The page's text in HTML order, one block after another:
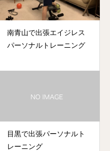
南青山で出張エイジレス
パーソナルトレーニング
目黒で出張パーソナルト
レーニング